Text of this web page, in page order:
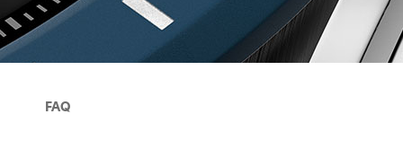
FAQ